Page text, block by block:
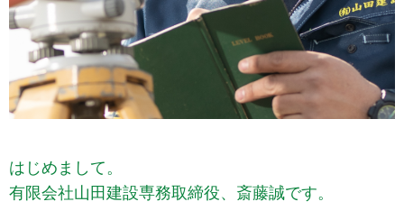
はじめまして。
有限会社山田建設専務取締役、斎藤誠です。